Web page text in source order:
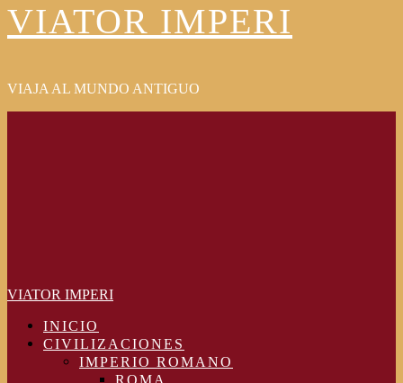
VIATOR IMPERI
VIAJA AL MUNDO ANTIGUO
VIATOR IMPERI
INICIO
CIVILIZACIONES
IMPERIO ROMANO
ROMA